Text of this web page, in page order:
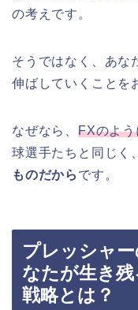
の考えです。
そうではなく、あな
伸ばしていくことを
なぜなら、 FXのよ
球選手たちと同じく、
ものだから です。
プレッシャ
なたが生き
戦略とは？